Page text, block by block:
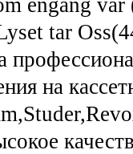
tar
на